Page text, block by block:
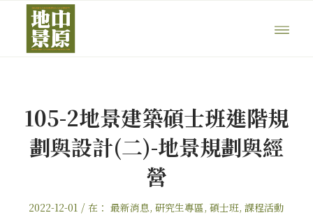
105-2地景建築碩士班進階規
劃與設計(二)-地景規劃與經
營
2022-12-01 / 在：最新消息,研究生專區,碩士班,課程活動